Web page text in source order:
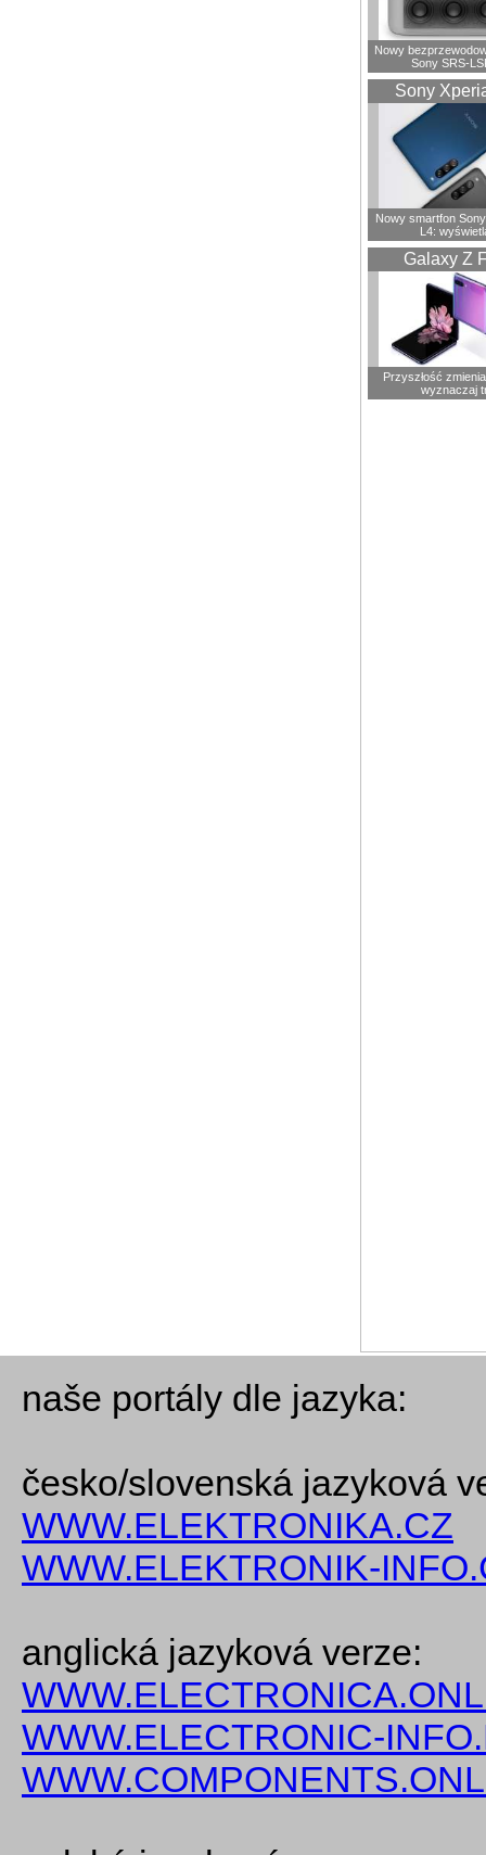
Nowy
Sony SRS-
Sony
Nowy smartfon
L4:
Galaxy Z
Przyszłość
wyznaczaj
naše portály dle jazyka:
česko/slovenská jazyková
WWW.ELEKTRONIKA.CZ
WWW.ELEKTRONIK-
anglická jazyková verze:
WWW.ELECTRONIC-